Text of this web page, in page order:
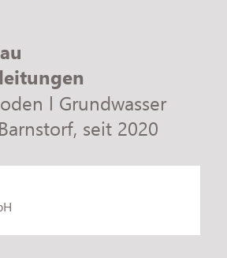
l Grundwasser
seit 2020